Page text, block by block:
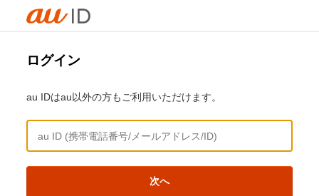
ログイン
au IDはau以外の方もご利用いただけます。
次へ